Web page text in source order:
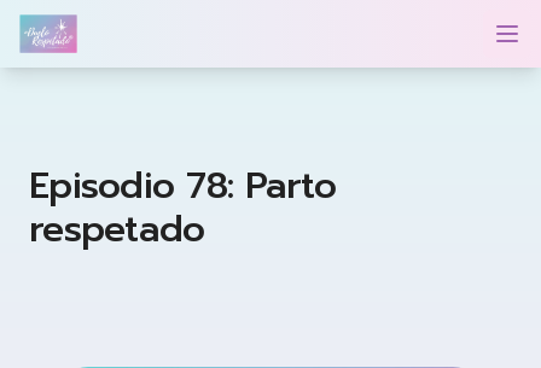
Duelo Respetado Podcast con Georgina González
Episodio 78: Parto
respetado